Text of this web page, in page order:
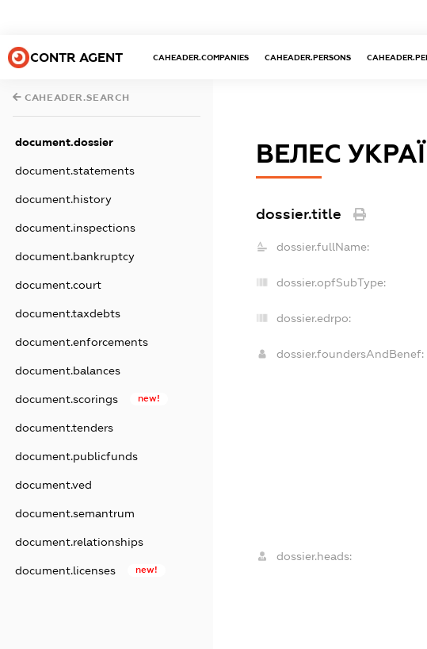
CONTR AGENT CAHEADER.COMPANIES CAHEADER.PERSONS
CAHEADER.SEARCH
document.dossier
document.statements
document.history
document.inspections
document.bankruptcy
document.court
document.taxdebts
document.enforcements
document.balances
document.scorings new!
document.tenders
document.publicfunds
document.ved
document.semantrum
document.relationships
document.licenses new!
ВЕЛЕС
dossier.title
dossier.fullName:
dossier.opfSubType:
dossier.edrpo:
dossier.foundersAndBenef:
dossier.heads: